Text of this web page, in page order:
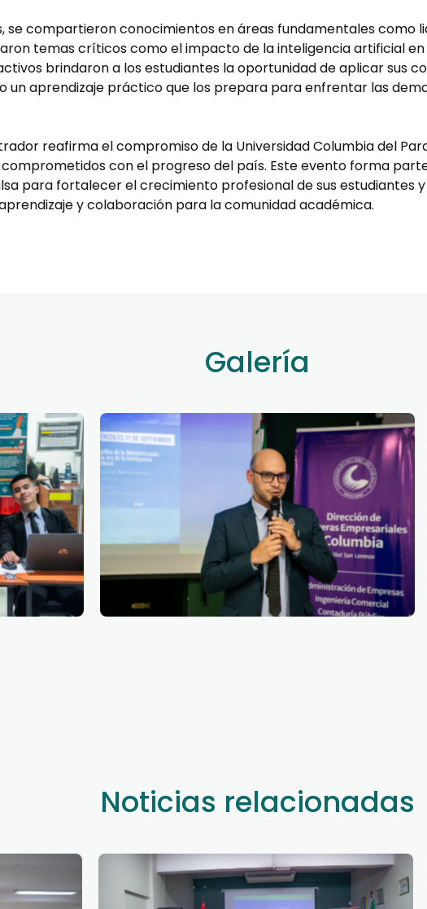
se compartieron conocimientos en áreas fundamentales como
temas críticos como el impacto de la inteligencia artificial
brindaron a los estudiantes la oportunidad de aplicar sus
un aprendizaje práctico que los prepara para enfrentar las
reafirma el compromiso de la Universidad Columbia del
con el progreso del país. Este evento forma
para fortalecer el crecimiento profesional de sus estudiantes
y colaboración para la comunidad académica.
Galería
Noticias relacionadas